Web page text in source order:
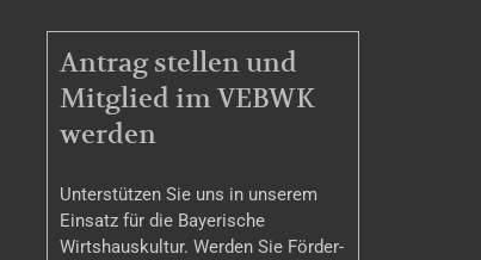
MITGLIEDSCHAFT
Antrag stellen und
Mitglied im VEBWK
werden
Unterstützen Sie uns in unserem
Einsatz für die Bayerische
Wirtshauskultur. Werden Sie Förder-